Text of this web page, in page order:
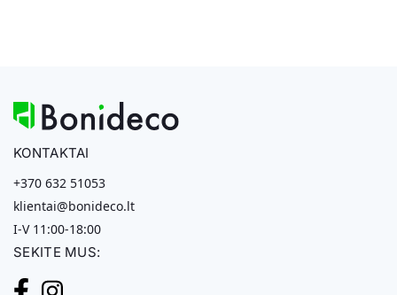
KONTAKTAI
+370 632 51053
klientai@bonideco.lt
I-V 11:00-18:00
SEKITE MUS: